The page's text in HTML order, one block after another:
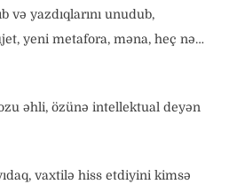
və yazdıqlarını unudub,
yeni metafora, məna, heç nə…
əhli, özünə intellektual deyən
vaxtilə hiss etdiyini kimsə